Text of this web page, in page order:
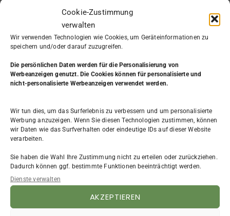
Cookie-Zustimmung
verwalten
Wir verwenden Technologien wie Cookies, um Geräteinformationen zu
speichern und/oder darauf zuzugreifen.
Die persönlichen Daten werden für die Personalisierung von
Werbeanzeigen genutzt. Die Cookies können für personalisierte und
nicht-personalisierte Werbeanzeigen verwendet werden.
Wir tun dies, um das Surferlebnis zu verbessern und um personalisierte
Werbung anzuzeigen. Wenn Sie diesen Technologien zustimmen, können
wir Daten wie das Surfverhalten oder eindeutige IDs auf dieser Website
verarbeiten.
Sie haben die Wahl Ihre Zustimmung nicht zu erteilen oder zurückziehen.
Dadurch können ggf. bestimmte Funktionen beeinträchtigt werden.
Dienste verwalten
AKZEPTIEREN
KATEGORIE
Aus dem Leben
Bewerbung(4)
(9)
FAQ(3)